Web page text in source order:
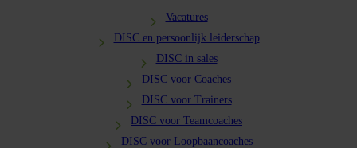
Vacatures
DISC en persoonlijk leiderschap
DISC in sales
DISC voor Coaches
DISC voor Trainers
DISC voor Teamcoaches
DISC voor Loopbaancoaches